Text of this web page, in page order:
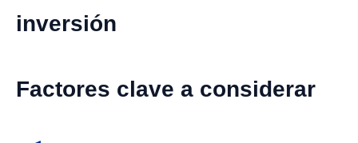
inversión
Factores clave a considerar